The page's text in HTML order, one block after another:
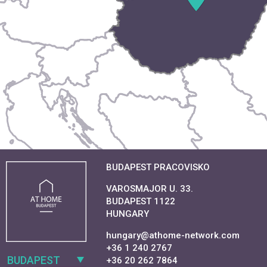
BUDAPEST
BUDAPEST PRACOVISKO
VAROSMAJOR U. 33.
BUDAPEST 1122
HUNGARY
hungary@athome-network.com
+36 1 240 2767
+36 20 262 7864